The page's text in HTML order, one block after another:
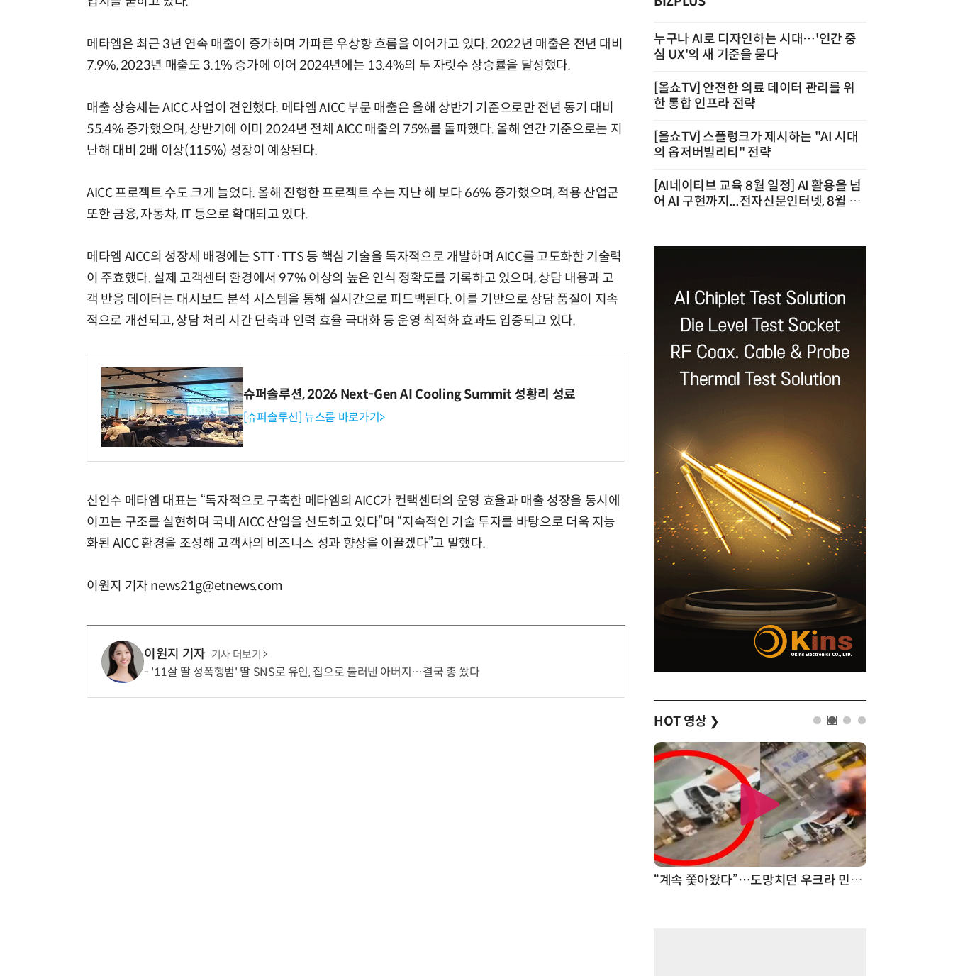
메타엠은 최근 3년 연속 매출이 증가하며 가파른 우상향 흐름을 이어가고 있다. 2022년 매출은 전년 대비
7.9%, 2023년 매출도 3.1% 증가에 이어 2024년에는 13.4%의 두 자릿수 상승률을 달성했다.
매출 상승세는 AICC 사업이 견인했다. 메타엠 AICC 부문 매출은 올해 상반기 기준으로만 전년 동기 대비
55.4% 증가했으며, 상반기에 이미 2024년 전체 AICC 매출의 75%를 돌파했다. 올해 연간 기준으로는 지
난해 대비 2배 이상(115%) 성장이 예상된다.
AICC 프로젝트 수도 크게 늘었다. 올해 진행한 프로젝트 수는 지난 해 보다 66% 증가했으며, 적용 산업군
또한 금융, 자동차, IT 등으로 확대되고 있다.
메타엠 AICC의 성장세 배경에는 STT·TTS 등 핵심 기술을 독자적으로 개발하며 AICC를 고도화한 기술력
이 주효했다. 실제 고객센터 환경에서 97% 이상의 높은 인식 정확도를 기록하고 있으며, 상담 내용과 고
객 반응 데이터는 대시보드 분석 시스템을 통해 실시간으로 피드백된다. 이를 기반으로 상담 품질이 지속
적으로 개선되고, 상담 처리 시간 단축과 인력 효율 극대화 등 운영 최적화 효과도 입증되고 있다.
슈퍼솔루션, 2026 Next-Gen AI Cooling Summit 성황리 성료
[슈퍼솔루션] 뉴스룸 바로가기>
신인수 메타엠 대표는 “독자적으로 구축한 메타엠의 AICC가 컨택센터의 운영 효율과 매출 성장을 동시에
이끄는 구조를 실현하며 국내 AICC 산업을 선도하고 있다”며 “지속적인 기술 투자를 바탕으로 더욱 지능
화된 AICC 환경을 조성해 고객사의 비즈니스 성과 향상을 이끌겠다”고 말했다.
이원지 기자 news21g@etnews.com
이원지 기자 기사 더보기
'11살 딸 성폭행범' 딸 SNS로 유인, 집으로 불러낸 아버지…결국 총 쐈다
누구나 AI로 디자인하는 시대…'인간 중
심 UX'의 새 기준을 묻다
[올쇼TV] 안전한 의료 데이터 관리를 위
한 통합 인프라 전략
[올쇼TV] 스플렁크가 제시하는 "AI 시대
의 옵저버빌리티" 전략
[AI네이티브 교육 8월 일정] AI 활용을 넘
어 AI 구현까지...전자신문인터넷, 8월 실
HOT 영상 ❯
“계속 쫓아왔다”…도망치던 우크라 민간인 공격한 러 자폭 드론